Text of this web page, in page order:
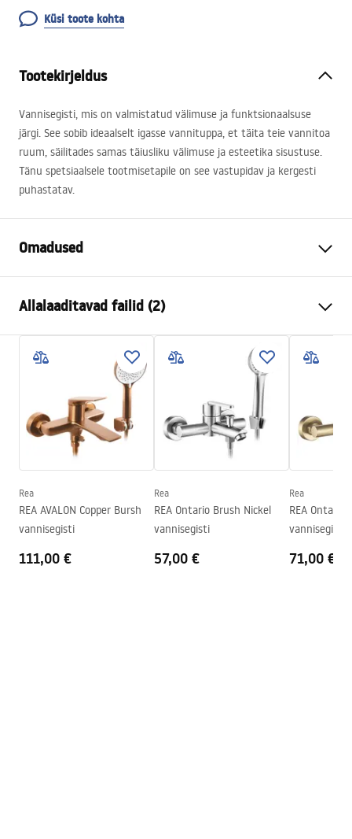
Küsi toote kohta
Tootekirjeldus
Vannisegisti, mis on valmistatud välimuse ja funktsionaalsuse
järgi. See sobib ideaalselt igasse vannituppa, et täita teie vannitoa
ruum, säilitades samas täiusliku välimuse ja esteetika sisustuse.
Tänu spetsiaalsele tootmisetapile on see vastupidav ja kergesti
puhastatav.
Omadused
Paigaldusviis
Värv
Harjatud teras
Vooliku tüüp
Fikseeritud
Väljalaskeava ulatus
165mm
Kõrgus
80mm
Ühenduse läbimõõt
Ühenduste vahekaugus
150mm
Allalaaditavad failid (2)
Kokkupaneku juhised
Garantiitingimused
Warranty_Terms_and_Conditions_Faucets_-_5.pdf
Rea
REA AVALON Copper Bursh
vannisegisti
111,00 €
Rea
REA Ontario Brush Nickel
vannisegisti
57,00 €
Rea
REA Ontario
vannisegisti
71,00 €